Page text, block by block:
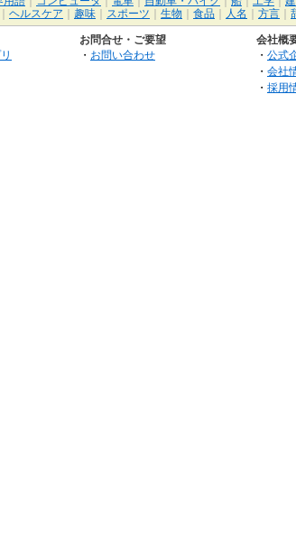
ヘルスケア 趣味 スポーツ 生物 食品 人名 方言
お問合せ・ご要望
・ お問い合わせ
会社概
・ 公式
・ 会社
・ 採用